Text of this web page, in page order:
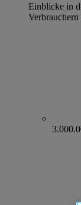
Einblicke in